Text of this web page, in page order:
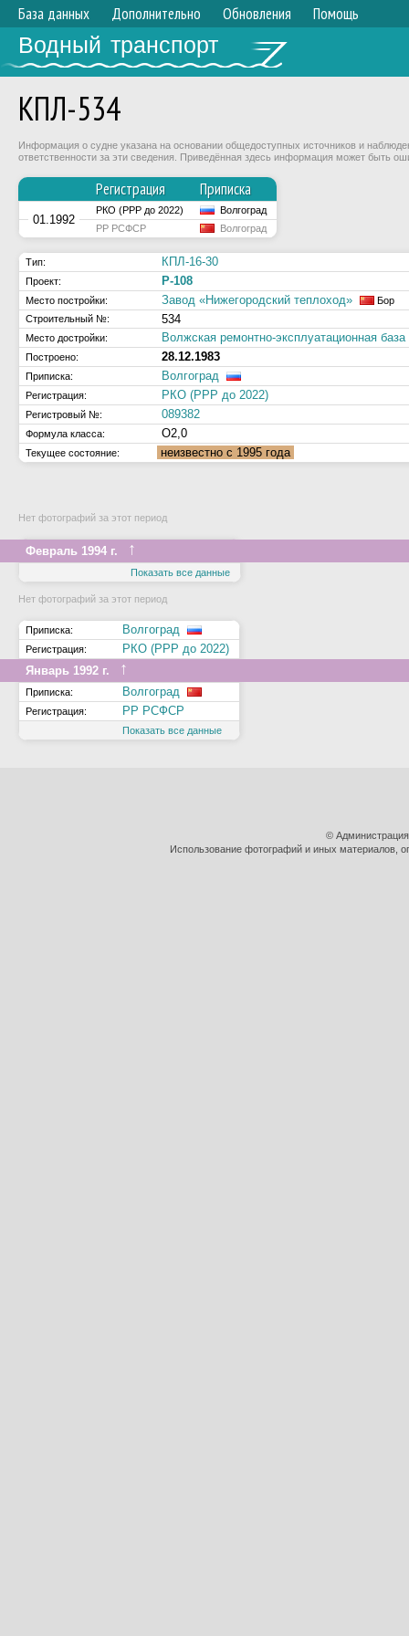
База данных Дополнительно Обновления Помощь
Водный транспорт
КПЛ-534
Информация о судне указана на основании общедоступных источников и
ответственности за эти сведения. Приведённая здесь информация может быть
Регистрация Приписка
01.1992
РКО (РРР до 2022)
Волгоград
РР РСФСР
Волгоград
Тип: КПЛ-16-30
Проект: Р-108
Место постройки: Завод «Нижегородский теплоход»
Бор
Строительный №:
534
Место достройки: Волжская ремонтно-эксплуатационная
Построено: 28.12.1983
Приписка: Волгоград
Регистрация: РКО (РРР до 2022)
Регистровый №: 089382
Формула класса: О2,0
Текущее состояние: неизвестно с 1995 года
Нет фотографий за этот период
Февраль 1994 г. ↑
Показать все данные
Нет фотографий за этот период
Приписка: Волгоград
Регистрация:
РКО (РРР до 2022)
Январь 1992 г.
↑
Приписка: Волгоград
Регистрация: РР РСФСР
Показать все данные
©
Использование фотографий и иных материалов,